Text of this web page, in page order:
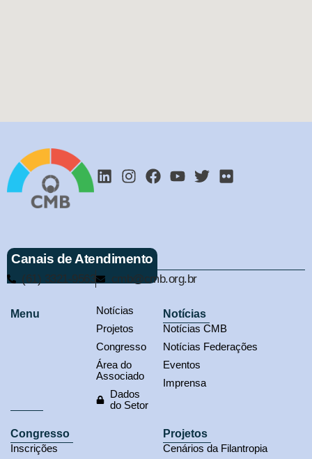
Canais de Atendimento
(61) 3321-9563 cmb@cmb.org.br
Menu
Notícias
Projetos
Congresso
Área do
Associado
Dados
do Setor
Notícias
Notícias CMB
Notícias Federações
Eventos
Imprensa
Congresso
Inscrições
Projetos
Cenários da Filantropia